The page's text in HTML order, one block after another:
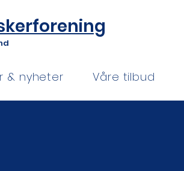
& nyheter Våre tilbud